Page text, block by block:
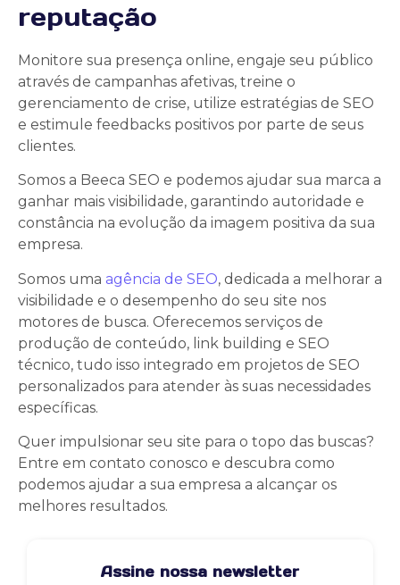
reputação
Monitore sua presença online, engaje seu público
através de campanhas afetivas, treine o
gerenciamento de crise, utilize estratégias de SEO
e estimule feedbacks positivos por parte de seus
clientes.
Somos a Beeca SEO e podemos ajudar sua marca a
ganhar mais visibilidade, garantindo autoridade e
constância na evolução da imagem positiva da sua
empresa.
Somos uma agência de SEO, dedicada a melhorar a
visibilidade e o desempenho do seu site nos
motores de busca. Oferecemos serviços de
produção de conteúdo, link building e SEO
técnico, tudo isso integrado em projetos de SEO
personalizados para atender às suas necessidades
específicas.
Quer impulsionar seu site para o topo das buscas?
Entre em contato conosco e descubra como
podemos ajudar a sua empresa a alcançar os
melhores resultados.
Assine nossa newsletter